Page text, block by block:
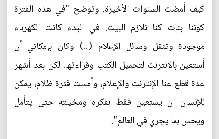
كيف أمضت السنوات الأخيرة. وتوضح "في هذه الفترة
كوننا بنات كنا نلازم البيت. في البدء كانت الكهرباء
موجودة وتنقل وسائل الإعلام (...) وكان بإمكاني أن
أستعين بالانترنت لتحميل الكتب وقراءتها. لكن بعد أشهر
عدة قطع عنا الإنترنت والإعلام، وأمست فترة ظلام، يمكن
للإنسان ان يستعين فقط بفكره ومخيلته حتى يتأمل
ويحس بما يجري في العالم".